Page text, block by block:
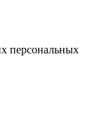
персональных